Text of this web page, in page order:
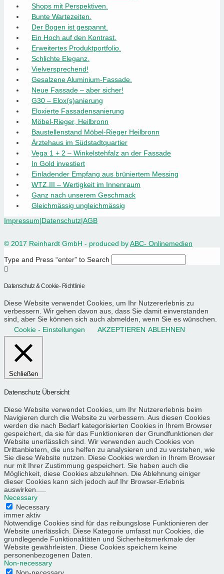
Shops mit Perspektiven.
Bunte Wartezeiten.
Der Bogen ist gespannt.
Ein Hoch auf den Kontrast.
Erweitertes Produktportfolio.
Schlichte Eleganz.
Vielversprechend!
Gesalzene Aluminium-Fassade.
Neue Fassade – aber sicher!
G30 – Elox(s)anierung
Eloxierte Fassadensanierung
Möbel-Rieger, Heilbronn
Baustellenstand Möbel-Rieger Heilbronn
Ärztehaus im Südstadtquartier
Vega 1 + 2 – Winkelstehfalz an der Fassade
In Gold investiert
Einladender Empfang aus brüniertem Messing
WTZ.III – Wertigkeit im Innenraum
Ganz nach unserem Geschmack
Gleichmässig ungleichmässig
Impressum|Datenschutz|AGB
© 2017 Reinhardt GmbH - produced byABC- Onlinemedien
Type and Press “enter” to Search
Datenschutz & Cookie- Richtlinie
Diese Website verwendet Cookies, um Ihr Nutzererlebnis zu
verbessern. Wir gehen davon aus, dass Sie damit einverstanden
sind, aber Sie können sich auch abmelden, wenn Sie es wünschen.
Cookie - Einstellungen
AKZEPTIEREN ABLEHNEN
Schließen
Datenschutz Übersicht
Diese Website verwendet Cookies, um Ihr Nutzererlebnis beim
Navigieren durch die Website zu verbessern. Aus diesen Cookies
werden die nach Bedarf kategorisierten Cookies in Ihrem Browser
gespeichert, da sie für das Funktionieren der Grundfunktionen der
Website unerlässlich sind. Wir verwenden auch Cookies von
Drittanbietern, die uns helfen zu analysieren und zu verstehen, wie
Sie diese Website nutzen. Diese Cookies werden in Ihrem Browser
nur mit Ihrer Zustimmung gespeichert. Sie haben auch die
Möglichkeit, diese Cookies abzulehnen. Die Ablehnung einiger
dieser Cookies kann sich jedoch auf Ihr Browser-Erlebnis
auswirken.....
Necessary
Necessary
immer aktiv
Notwendige Cookies sind für das reibungslose Funktionieren der
Website unerlässlich. Diese Kategorie umfasst nur Cookies, die
grundlegende Funktionalitäten und Sicherheitsmerkmale der
Website gewährleisten. Diese Cookies speichern keine
personenbezogenen Daten.
Non-necessary